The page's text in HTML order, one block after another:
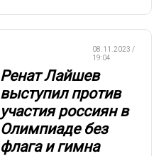
08.11.2023 /
19:04
Ренат Лайшев
выступил против
участия россиян в
Олимпиаде без
флага и гимна